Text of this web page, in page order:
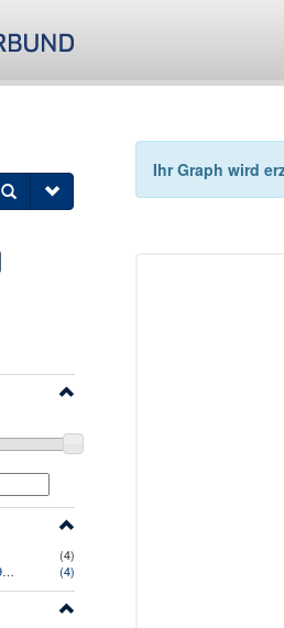
(4)
Panconcelli-Calzia, Giulio (1878-1966)
(4)
Ihr Graph wird